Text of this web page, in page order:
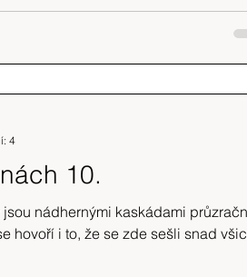
10.
nádhernými kaskádami
hovoří i to, že se zde sešli snad
4